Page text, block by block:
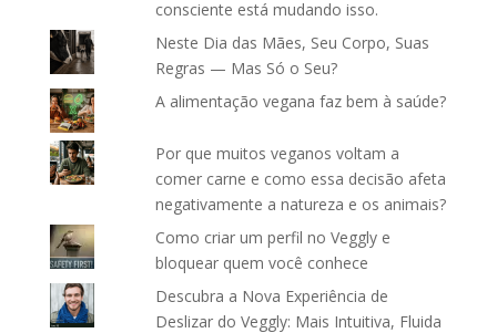
consciente está mudando isso.
Neste Dia das Mães, Seu Corpo, Suas
Regras — Mas Só o Seu?
A alimentação vegana faz bem à saúde?
Por que muitos veganos voltam a
comer carne e como essa decisão afeta
negativamente a natureza e os animais?
Como criar um perfil no Veggly e
bloquear quem você conhece
Descubra a Nova Experiência de
Deslizar do Veggly: Mais Intuitiva, Fluida